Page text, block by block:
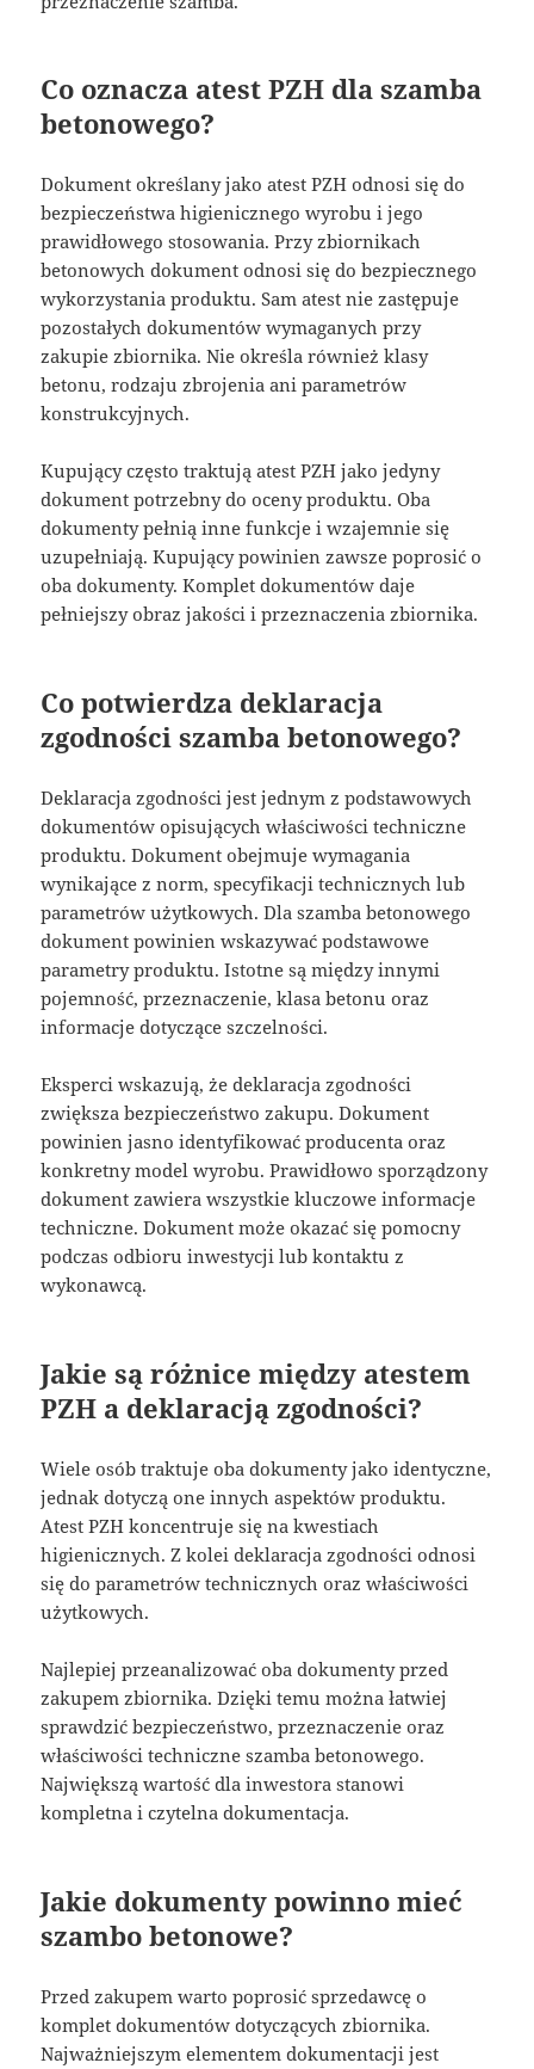
Co oznacza atest PZH dla szamba
betonowego?
Dokument określany jako atest PZH odnosi się do
bezpieczeństwa higienicznego wyrobu i jego
prawidłowego stosowania. Przy zbiornikach
betonowych dokument odnosi się do bezpiecznego
wykorzystania produktu. Sam atest nie zastępuje
pozostałych dokumentów wymaganych przy
zakupie zbiornika. Nie określa również klasy
betonu, rodzaju zbrojenia ani parametrów
konstrukcyjnych.
Kupujący często traktują atest PZH jako jedyny
dokument potrzebny do oceny produktu. Oba
dokumenty pełnią inne funkcje i wzajemnie się
uzupełniają. Kupujący powinien zawsze poprosić o
oba dokumenty. Komplet dokumentów daje
pełniejszy obraz jakości i przeznaczenia zbiornika.
Co potwierdza deklaracja
zgodności szamba betonowego?
Deklaracja zgodności jest jednym z podstawowych
dokumentów opisujących właściwości techniczne
produktu. Dokument obejmuje wymagania
wynikające z norm, specyfikacji technicznych lub
parametrów użytkowych. Dla szamba betonowego
dokument powinien wskazywać podstawowe
parametry produktu. Istotne są między innymi
pojemność, przeznaczenie, klasa betonu oraz
informacje dotyczące szczelności.
Eksperci wskazują, że deklaracja zgodności
zwiększa bezpieczeństwo zakupu. Dokument
powinien jasno identyfikować producenta oraz
konkretny model wyrobu. Prawidłowo sporządzony
dokument zawiera wszystkie kluczowe informacje
techniczne. Dokument może okazać się pomocny
podczas odbioru inwestycji lub kontaktu z
wykonawcą.
Jakie są różnice między atestem
PZH a deklaracją zgodności?
Wiele osób traktuje oba dokumenty jako identyczne,
jednak dotyczą one innych aspektów produktu.
Atest PZH koncentruje się na kwestiach
higienicznych. Z kolei deklaracja zgodności odnosi
się do parametrów technicznych oraz właściwości
użytkowych.
Najlepiej przeanalizować oba dokumenty przed
zakupem zbiornika. Dzięki temu można łatwiej
sprawdzić bezpieczeństwo, przeznaczenie oraz
właściwości techniczne szamba betonowego.
Największą wartość dla inwestora stanowi
kompletna i czytelna dokumentacja.
Jakie dokumenty powinno mieć
szambo betonowe?
Przed zakupem warto poprosić sprzedawcę o
komplet dokumentów dotyczących zbiornika.
Najważniejszym elementem dokumentacji jest